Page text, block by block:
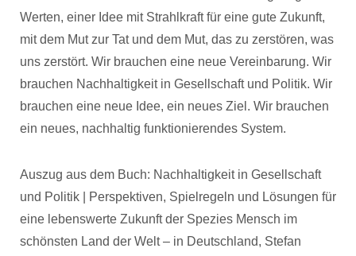
Werten, einer Idee mit Strahlkraft für eine gute Zukunft,
mit dem Mut zur Tat und dem Mut, das zu zerstören, was
uns zerstört. Wir brauchen eine neue Vereinbarung. Wir
brauchen Nachhaltigkeit in Gesellschaft und Politik. Wir
brauchen eine neue Idee, ein neues Ziel. Wir brauchen
ein neues, nachhaltig funktionierendes System.
Auszug aus dem Buch: Nachhaltigkeit in Gesellschaft
und Politik | Perspektiven, Spielregeln und Lösungen für
eine lebenswerte Zukunft der Spezies Mensch im
schönsten Land der Welt – in Deutschland, Stefan